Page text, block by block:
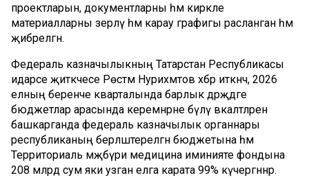
проектларын, документларны һәм кирәкле
материалларны әзерләү һәм карау графигы расланган һәм
җибәрелгән.
Федераль казначылыкның Татарстан Республикасы
идарәсе җитәкчесе Рөстәм Нуриәхмәтов хәбәр иткәнчә, 2026
елның беренче кварталында барлык дәрәҗәдәге
бюджетлар арасында керемнәрне бүлү вәкаләтләрен
башкарганда федераль казначылык органнары
республиканың берләштерелгән бюджетына һәм
Территориаль мәҗбүри медицина иминияте фондына
208 млрд сум яки узган елга карата 99% күчергәннәр.